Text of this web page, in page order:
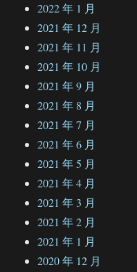
2022 年 1 月
2021 年 12 月
2021 年 11 月
2021 年 10 月
2021 年 9 月
2021 年 8 月
2021 年 7 月
2021 年 6 月
2021 年 5 月
2021 年 4 月
2021 年 3 月
2021 年 2 月
2021 年 1 月
2020 年 12 月